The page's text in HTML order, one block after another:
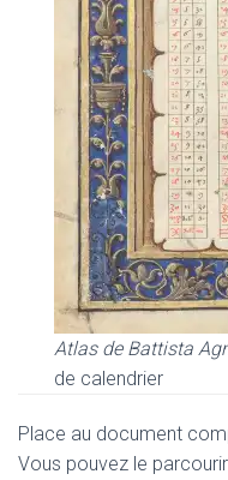
Atlas de Battista
de calendrier
Place au document
Vous pouvez le